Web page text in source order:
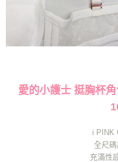
愛的小護士 挺胸杯
i PINK
全尺
充滿性